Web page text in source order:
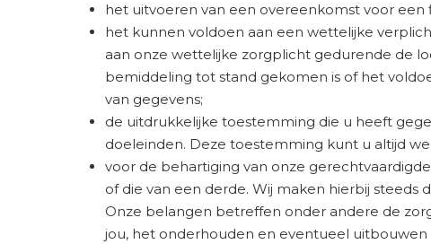
het uitvoeren van een overeenkomst voor
het kunnen voldoen aan een wettelijke
aan onze wettelijke zorgplicht gedurende de
bemiddeling tot stand gekomen is of het
van gegevens;
de uitdrukkelijke toestemming die u heeft
doeleinden. Deze toestemming kunt u altijd
voor de behartiging van onze
of die van een derde. Wij maken hierbij steeds
Onze belangen betreffen onder andere de
jou, het onderhouden en eventueel